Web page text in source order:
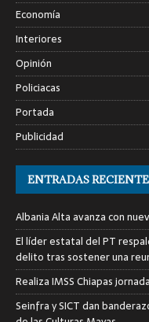
Economía
Interiores
Opinión
Policiacas
Portada
Publicidad
ENTRADAS
Albania Alta avanza con
El líder estatal del PT
delito tras sostener una
Realiza IMSS Chiapas
Seinfra y SICT dan